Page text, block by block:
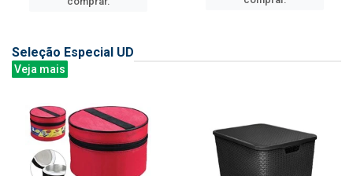
Seleção Especial UD
Veja mais